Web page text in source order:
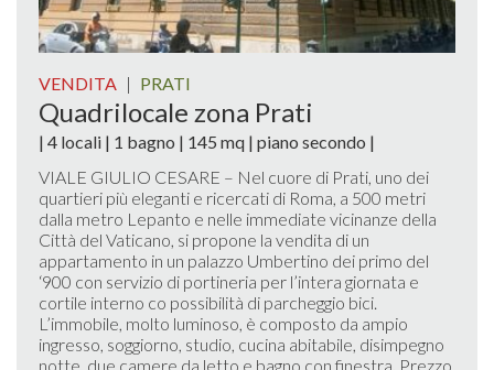
VENDITA | PRATI
Quadrilocale zona Prati
| 4 locali | 1 bagno | 145 mq | piano secondo |
VIALE GIULIO CESARE – Nel cuore di Prati, uno dei
quartieri più eleganti e ricercati di Roma, a 500 metri
dalla metro Lepanto e nelle immediate vicinanze della
Città del Vaticano, si propone la vendita di un
appartamento in un palazzo Umbertino dei primo del
‘900 con servizio di portineria per l’intera giornata e
cortile interno co possibilità di parcheggio bici.
L’immobile, molto luminoso, è composto da ampio
ingresso, soggiorno, studio, cucina abitabile, disimpegno
notte, due camere da letto e bagno con finestra. Prezzo